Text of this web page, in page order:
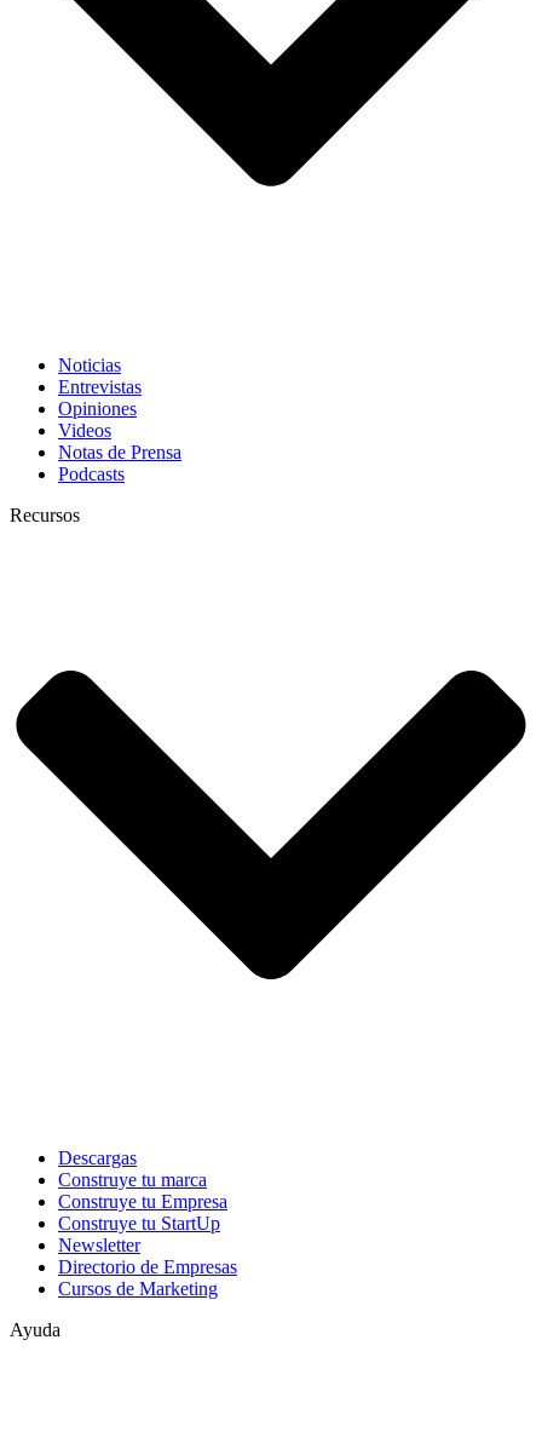
Noticias
Entrevistas
Opiniones
Videos
Notas de Prensa
Podcasts
Recursos
Descargas
Construye tu marca
Construye tu Empresa
Construye tu StartUp
Newsletter
Directorio de Empresas
Cursos de Marketing
Ayuda